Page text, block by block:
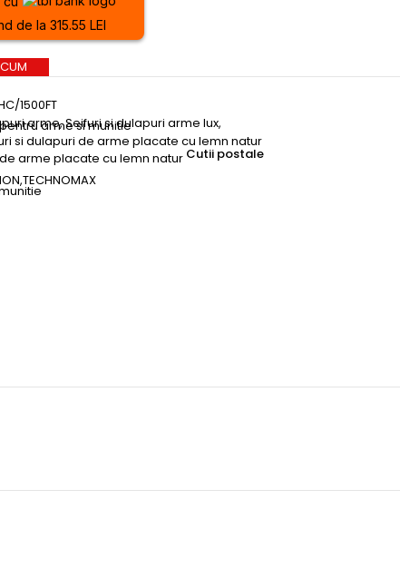
arme si munitie
arme placate cu lemn natur Cutii postale
de la 315.55 LEI
1500FT
arme,Seifuri si dulapuri arme lux,
si dulapuri de arme placate cu lemn natur
,TECHNOMAX